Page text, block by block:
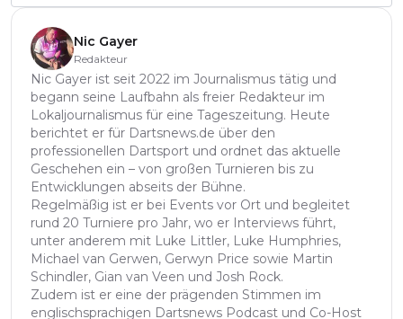
Nic Gayer
Redakteur
Nic Gayer ist seit 2022 im Journalismus tätig und
begann seine Laufbahn als freier Redakteur im
Lokaljournalismus für eine Tageszeitung. Heute
berichtet er für Dartsnews.de über den
professionellen Dartsport und ordnet das aktuelle
Geschehen ein – von großen Turnieren bis zu
Entwicklungen abseits der Bühne.
Regelmäßig ist er bei Events vor Ort und begleitet
rund 20 Turniere pro Jahr, wo er Interviews führt,
unter anderem mit Luke Littler, Luke Humphries,
Michael van Gerwen, Gerwyn Price sowie Martin
Schindler, Gian van Veen und Josh Rock.
Zudem ist er eine der prägenden Stimmen im
englischsprachigen Dartsnews Podcast und Co-Host